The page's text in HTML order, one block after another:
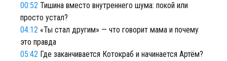
00:52 Тишина вместо внутреннего шума: покой или
просто устал?
04:12 «Ты стал другим» — что говорит мама и почему
это правда
05:42 Где заканчивается Котокраб и начинается Артём?